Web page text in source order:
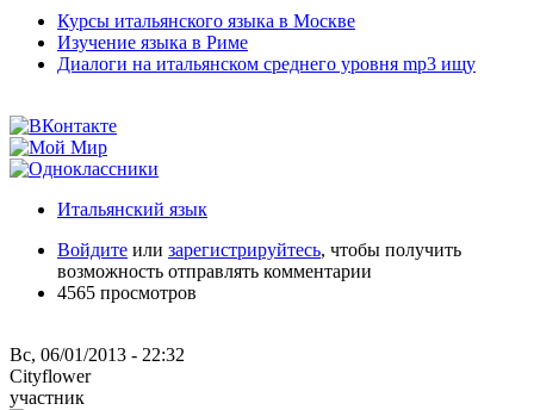
Курсы итальянского языка в Москве
Изучение языка в Риме
Диалоги на итальянском среднего уровня mp3 ищу
Итальянский язык
Войдите или зарегистрируйтесь, чтобы получить
возможность отправлять комментарии
4565 просмотров
Вс, 06/01/2013 - 22:32
Cityflower
участник